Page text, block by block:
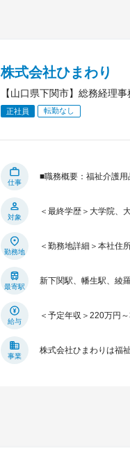
株式会社ひまわり
【山口県下関市】総務経理
正社員 転勤なし
仕事
■職務概要：福祉介護
対象
＜最終学歴＞大学院、
勤務地
＜勤務地詳細＞本社住
最寄駅
新下関駅、幡生駅、綾
給与
＜予定年収＞220万円
事業
株式会社ひまわりは福